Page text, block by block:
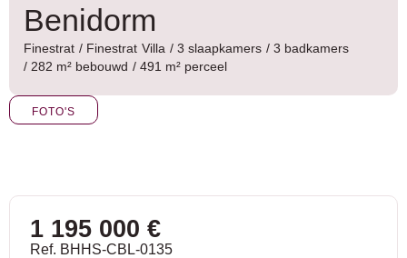
Benidorm
Finestrat / Finestrat Villa / 3 slaapkamers / 3 badkamers
/ 282 m² bebouwd / 491 m² perceel
FOTO'S
1 195 000 €
Ref. BHHS-CBL-0135